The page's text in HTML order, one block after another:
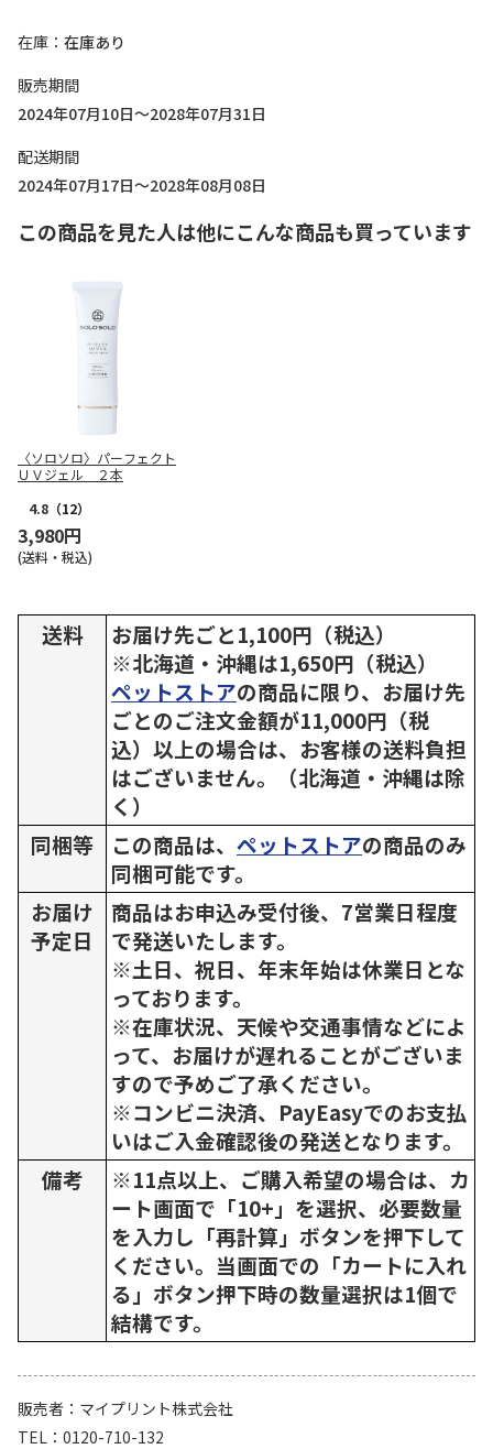
在庫
在庫あり
販売期間
2024年07月10日～2028年07月31日
配送期間
2024年07月17日～2028年08月08日
この商品を見た人は他にこんな商品も買っています
〈ソロソロ〉パーフェクト
ＵＶジェル ２本
4.8 （12）
3,980円
(送料・税込)
送料
お届け先ごと1,100円（税込）
※北海道・沖縄は1,650円（税込）
ペットストアの商品に限り、お届け先
ごとのご注文金額が11,000円（税
込）以上の場合は、お客様の送料負担
はございません。（北海道・沖縄は除
く）
同梱等
この商品は、 ペットストアの商品のみ
同梱可能です。
お届け
予定日
商品はお申込み受付後、7営業日程度
で発送いたします。
※土日、祝日、年末年始は休業日とな
っております。
※在庫状況、天候や交通事情などによ
って、お届けが遅れることがございま
すので予めご了承ください。
※コンビニ決済、PayEasyでのお支払
いはご入金確認後の発送となります。
備考
※11点以上、ご購入希望の場合は、カ
ート画面で「10+」を選択、必要数量
を入力し「再計算」ボタンを押下して
ください。当画面での「カートに入れ
る」ボタン押下時の数量選択は1個で
結構です。
販売者
マイプリント株式会社
TEL
0120-710-132